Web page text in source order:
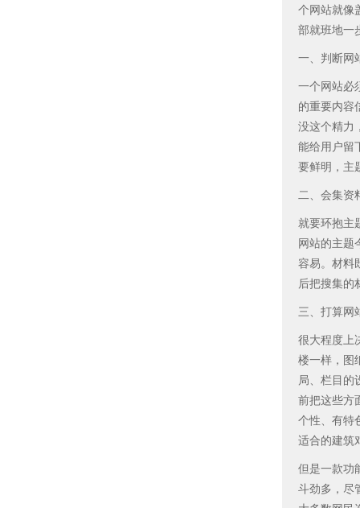
个网站就像
部就班地一
一、判断网
一个网站必
的重要内容
没这个精力
能给用户留
要鲜明，主
二、会集资
就要环抱主
网站的主题
容易。材料
后把搜集的
三、打算网
很大程度上
楼一样，图
局、栏目的
前把这些方
个性、有特
适合的建筑
但是一款功
斗劲多，尽